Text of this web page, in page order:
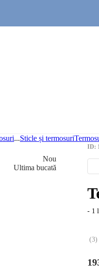
...Sticle și termosuri
Nou
Ultima bucată
ID:
- 1
(3)